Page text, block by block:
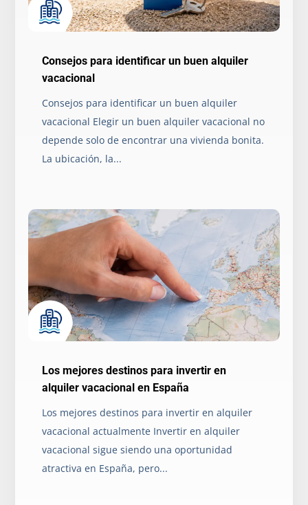
Consejos para identificar un buen alquiler
vacacional
Consejos para identificar un buen alquiler
vacacional Elegir un buen alquiler vacacional no
depende solo de encontrar una vivienda bonita.
La ubicación, la...
Los mejores destinos para invertir en
alquiler vacacional en España
Los mejores destinos para invertir en alquiler
vacacional actualmente Invertir en alquiler
vacacional sigue siendo una oportunidad
atractiva en España, pero...